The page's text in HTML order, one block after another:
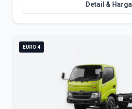
Detail & Harga
EURO 4